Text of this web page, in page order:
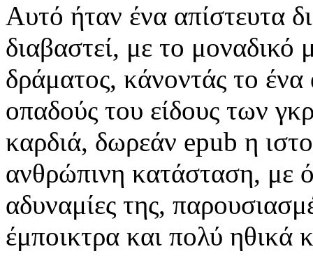
Αυτό ήταν ένα απίστευτα
διαβαστεί, με το μοναδικό
δράματος, κάνοντάς το
οπαδούς του είδους των
καρδιά, δωρεάν epub η
ανθρώπινη κατάσταση, με
αδυναμίες της,
έμποικτρα και πολύ ηθικά